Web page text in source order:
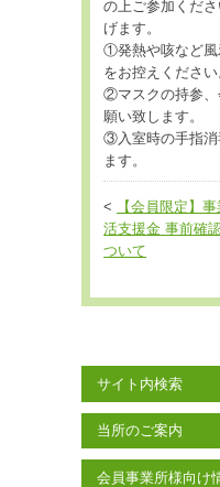
の上ご参加くだ
げます。
①発熱や咳など風
をお控えください
②マスクの持参、
願い致します。
③入室時の手指消
ます。
<
【会員限定】
活支援金 事前確
ついて
サイト内検索
当所のご案内
会員事業所様向け